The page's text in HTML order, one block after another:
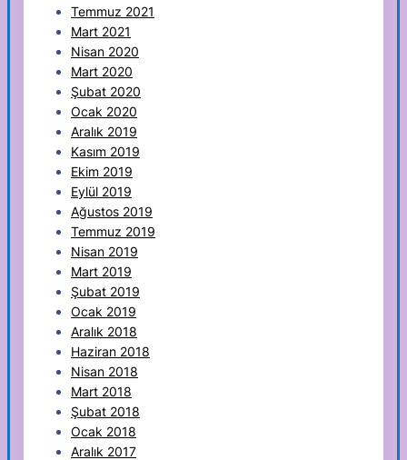
Temmuz 2021
Mart 2021
Nisan 2020
Mart 2020
Şubat 2020
Ocak 2020
Aralık 2019
Kasım 2019
Ekim 2019
Eylül 2019
Ağustos 2019
Temmuz 2019
Nisan 2019
Mart 2019
Şubat 2019
Ocak 2019
Aralık 2018
Haziran 2018
Nisan 2018
Mart 2018
Şubat 2018
Ocak 2018
Aralık 2017